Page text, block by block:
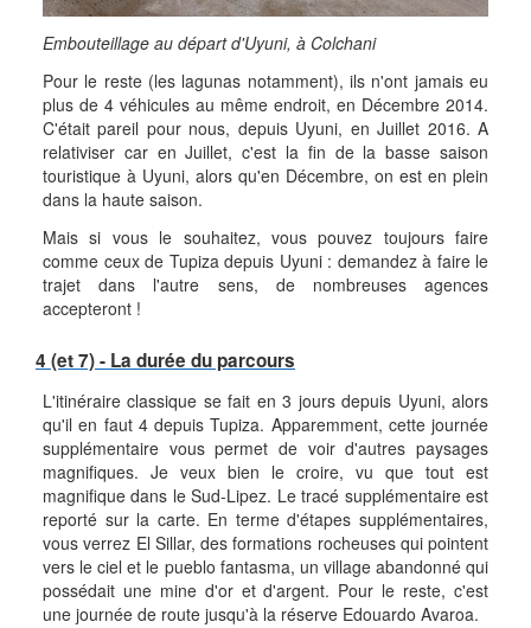
Embouteillage au départ d'Uyuni, à Colchani
Pour le reste (les lagunas notamment), ils n'ont jamais eu
plus de 4 véhicules au même endroit, en Décembre 2014.
C'était pareil pour nous, depuis Uyuni, en Juillet 2016. A
relativiser car en Juillet, c'est la fin de la basse saison
touristique à Uyuni, alors qu'en Décembre, on est en plein
dans la haute saison.
Mais si vous le souhaitez, vous pouvez toujours faire
comme ceux de Tupiza depuis Uyuni : demandez à faire le
trajet dans l'autre sens, de nombreuses agences
accepteront !
4 (et 7) - La durée du parcours
L'itinéraire classique se fait en 3 jours depuis Uyuni, alors
qu'il en faut 4 depuis Tupiza. Apparemment, cette journée
supplémentaire vous permet de voir d'autres paysages
magnifiques. Je veux bien le croire, vu que tout est
magnifique dans le Sud-Lipez. Le tracé supplémentaire est
reporté sur la carte. En terme d'étapes supplémentaires,
vous verrez El Sillar, des formations rocheuses qui pointent
vers le ciel et le pueblo fantasma, un village abandonné qui
possédait une mine d'or et d'argent. Pour le reste, c'est
une journée de route jusqu'à la réserve Edouardo Avaroa.